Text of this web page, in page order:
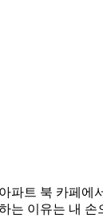
파트 북 카페에
는 이유는 내 손